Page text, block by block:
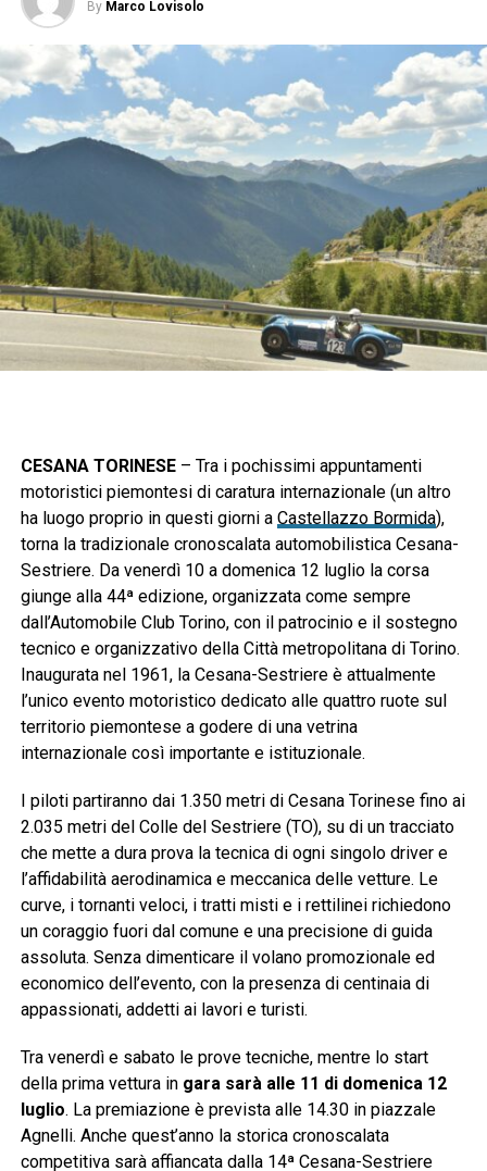
By Marco Lovisolo
CESANA TORINESE– Tra i pochissimi appuntamenti
motoristici piemontesi di caratura internazionale (un altro
ha luogo proprio in questi giorni a Castellazzo Bormida),
torna la tradizionale cronoscalata automobilistica Cesana-
Sestriere. Da venerdì 10 a domenica 12 luglio la corsa
giunge alla 44ª edizione, organizzata come sempre
dall’Automobile Club Torino, con il patrocinio e il sostegno
tecnico e organizzativo della Città metropolitana di Torino.
Inaugurata nel 1961, la Cesana-Sestriere è attualmente
l’unico evento motoristico dedicato alle quattro ruote sul
territorio piemontese a godere di una vetrina
internazionale così importante e istituzionale.
I piloti partiranno dai 1.350 metri di Cesana Torinese fino ai
2.035 metri del Colle del Sestriere (TO), su di un tracciato
che mette a dura prova la tecnica di ogni singolo driver e
l’affidabilità aerodinamica e meccanica delle vetture. Le
curve, i tornanti veloci, i tratti misti e i rettilinei richiedono
un coraggio fuori dal comune e una precisione di guida
assoluta. Senza dimenticare il volano promozionale ed
economico dell’evento, con la presenza di centinaia di
appassionati, addetti ai lavori e turisti.
Tra venerdì e sabato le prove tecniche, mentre lo start
della prima vettura in gara sarà alle 11 di domenica 12
luglio. La premiazione è prevista alle 14.30 in piazzale
Agnelli. Anche quest’anno la storica cronoscalata
competitiva sarà affiancata dalla 14ª Cesana-Sestriere